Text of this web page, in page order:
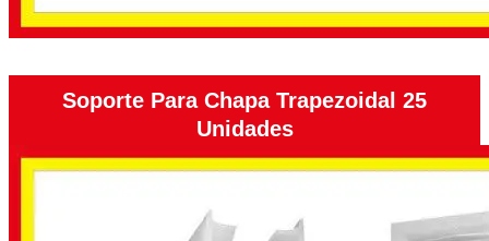
Soporte Para Chapa Trapezoidal 25
Unidades